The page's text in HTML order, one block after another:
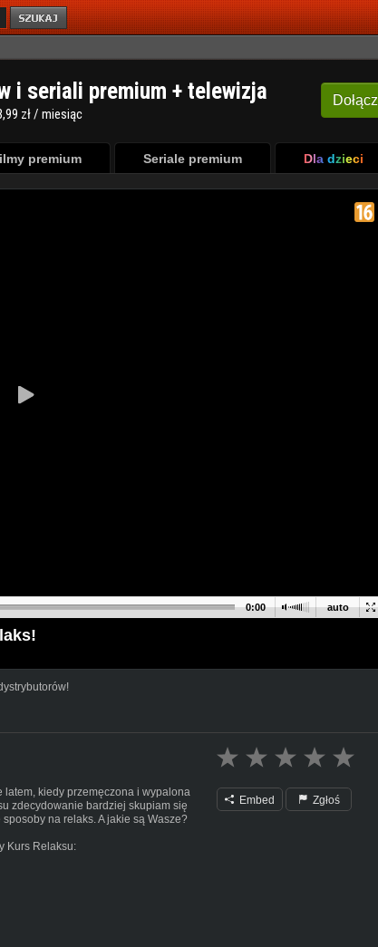
Dołącz
i seriali premium + telewizja
zł / miesiąc
premium Seriale premium Dla dzieci
auto
0:00
latem, kiedy przemęczona i wypalona
zdecydowanie bardziej skupiam się
na relaks. A jakie są Wasze?
Kurs Relaksu:
Embed Zgłoś